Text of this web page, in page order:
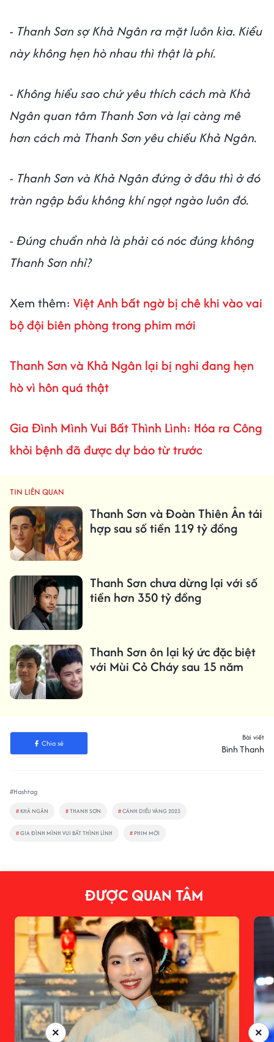
- Thanh Sơn sợ Khả Ngân ra mặt luôn kìa. Kiểu
này không hẹn hò nhau thì thật là phí.
- Không hiểu sao chứ yêu thích cách mà Khả
Ngân quan tâm Thanh Sơn và lại càng mê
hơn cách mà Thanh Sơn yêu chiều Khả Ngân.
- Thanh Sơn và Khả Ngân đứng ở đâu thì ở đó
tràn ngập bầu không khí ngọt ngào luôn đó.
- Đúng chuẩn nhà là phải có nóc đúng không
Thanh Sơn nhỉ?
Xem thêm: Việt Anh bất ngờ bị chê khi vào vai
bộ đội biên phòng trong phim mới
Thanh Sơn và Khả Ngân lại bị nghi đang hẹn
hò vì hôn quá thật
Gia Đình Mình Vui Bất Thình Lình: Hóa ra Công
khỏi bệnh đã được dự báo từ trước
TIN LIÊN QUAN
Thanh Sơn và Đoàn Thiên Ân tái
hợp sau số tiền 119 tỷ đồng
Thanh Sơn chưa dừng lại với số
tiền hơn 350 tỷ đồng
Thanh Sơn ôn lại ký ức đặc biệt
với Mùi Cỏ Cháy sau 15 năm
Chia sẻ
Bài viết
Bình Thanh
#Hashtag
# KHẢ NGÂN #THANH SƠN #CÁNH DIỀU VÀNG 2023
#GIA ĐÌNH MÌNH VUI BẤT THÌNH LÌNH # PHIM MỚI
ĐƯỢC QUAN TÂM
×
×